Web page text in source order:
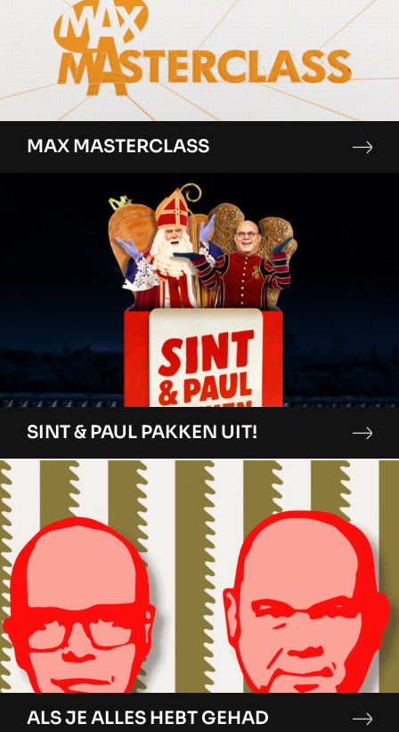
MAX MASTERCLASS
SINT & PAUL PAKKEN UIT!
ALS JE ALLES HEBT GEHAD